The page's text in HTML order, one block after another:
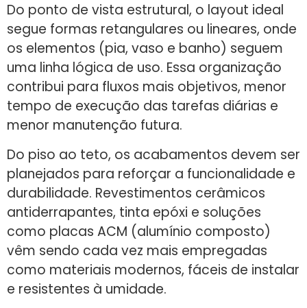
Do ponto de vista estrutural, o layout ideal
segue formas retangulares ou lineares, onde
os elementos (pia, vaso e banho) seguem
uma linha lógica de uso. Essa organização
contribui para fluxos mais objetivos, menor
tempo de execução das tarefas diárias e
menor manutenção futura.
Do piso ao teto, os acabamentos devem ser
planejados para reforçar a funcionalidade e
durabilidade. Revestimentos cerâmicos
antiderrapantes, tinta epóxi e soluções
como placas ACM (alumínio composto)
vêm sendo cada vez mais empregadas
como materiais modernos, fáceis de instalar
e resistentes à umidade.